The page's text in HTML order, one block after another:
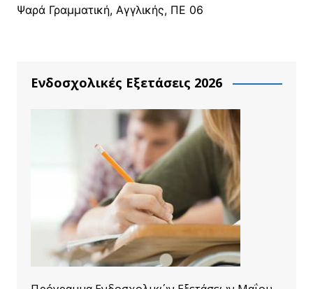
Ψαρά Γραμματική, Αγγλικής, ΠΕ 06
Ενδοσχολικές Εξετάσεις 2026